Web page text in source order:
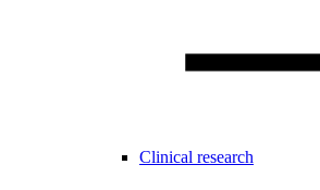
Clinical research